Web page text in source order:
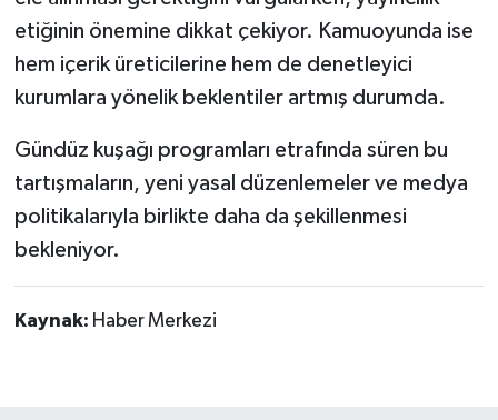
etiğinin önemine dikkat çekiyor. Kamuoyunda ise
hem içerik üreticilerine hem de denetleyici
kurumlara yönelik beklentiler artmış durumda.
Gündüz kuşağı programları etrafında süren bu
tartışmaların, yeni yasal düzenlemeler ve medya
politikalarıyla birlikte daha da şekillenmesi
bekleniyor.
Kaynak: Haber Merkezi